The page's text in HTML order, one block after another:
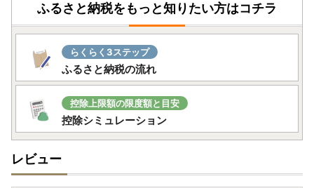
ふるさと納税をもっと知りたい方はコチラ
らくらく3ステップ
ふるさと納税の流れ
控除上限額の限度額と目安
控除シミュレーション
レビュー